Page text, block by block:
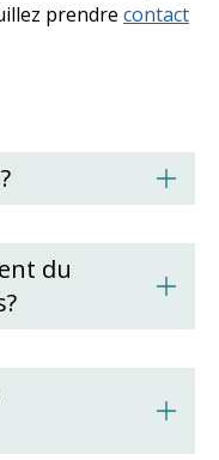
prendre contact
du